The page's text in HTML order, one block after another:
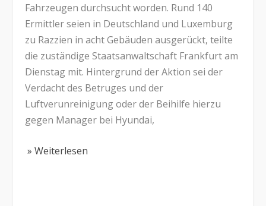
Fahrzeugen durchsucht worden. Rund 140
Ermittler seien in Deutschland und Luxemburg
zu Razzien in acht Gebäuden ausgerückt, teilte
die zuständige Staatsanwaltschaft Frankfurt am
Dienstag mit. Hintergrund der Aktion sei der
Verdacht des Betruges und der
Luftverunreinigung oder der Beihilfe hierzu
gegen Manager bei Hyundai,
» Weiterlesen